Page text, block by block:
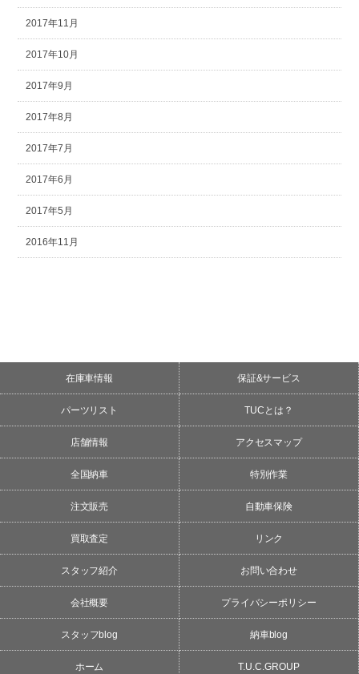
2017年11月
2017年10月
2017年9月
2017年8月
2017年7月
2017年6月
2017年5月
2016年11月
在庫車情報 保証&サービス
パーツリスト TUCとは？
店舗情報 アクセスマップ
全国納車 特別作業
注文販売 自動車保険
買取査定 リンク
スタッフ紹介 お問い合わせ
会社概要 プライバシーポリシー
スタッフblog 納車blog
ホーム T.U.C.GROUP